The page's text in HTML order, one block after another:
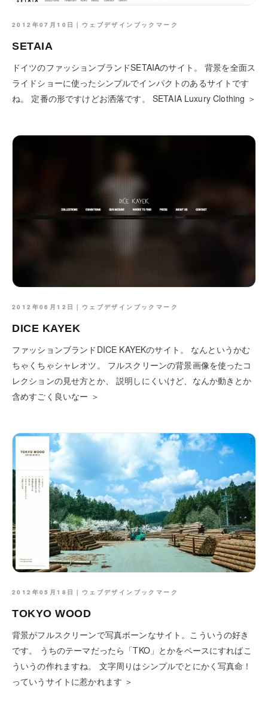
2012年07月10日｜ ウェブデザインブックマーク
SETAIA
ドイツのファッションブランドSETAIAのサイト。 背景を全面ス
ライドショーに使ったシンプルでインパクトのあるサイトです
ね。 定番の形ですけどお洒落です。 SETAIA Luxury Clothing ＞
2012年06月12日｜ ウェブデザインブックマーク
DICE KAYEK
ファッションブランドDICE KAYEKのサイト。 なんというかむ
ちゃくちゃシャレオツ。 フルスクリーンの背景画像を使ったコ
レクションの見せ方とか、 説明しにくいけど、なんか動きとか
含めすごく良いなー ＞
2012年05月18日｜ ウェブデザインブックマーク
TOKYO WOOD
背景がフルスクリーンで写真ボーンなサイト。こういうの好き
です。 うちのテーマだったら「TKO」とかをベースにすればこ
ういうの作れますね。 文字周りはシンプルでとにかく写真命！
っていうサイトに惹かれます ＞